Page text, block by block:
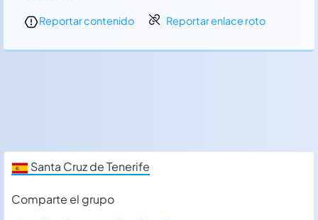
Reportar contenido Reportar enlace roto
Santa Cruz de Tenerife
Comparte el grupo